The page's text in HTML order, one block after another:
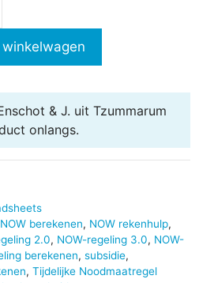
3.0,
en
5.0
berekening
& J. uit Tzummarum
onlangs.
NOW berekenen, NOW rekenhulp,
2.0, NOW-regeling 3.0, NOW-
berekenen, subsidie,
, Tijdelijke Noodmaatregel